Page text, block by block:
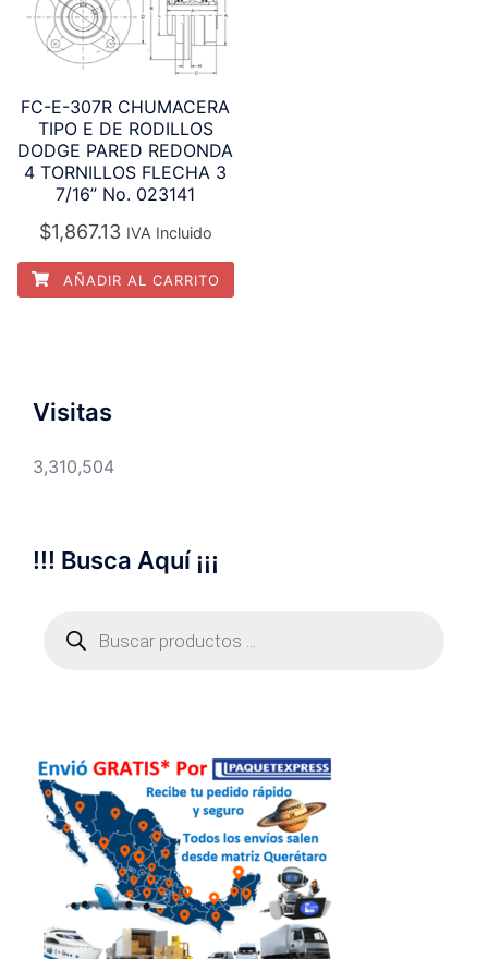
FC-E-307R CHUMACERA
TIPO E DE RODILLOS
DODGE PARED REDONDA
4 TORNILLOS FLECHA 3
7/16” No. 023141
$1,867.13 IVA Incluido
AÑADIR AL CARRITO
Visitas
3,310,504
!!! Busca Aquí ¡¡¡
productos